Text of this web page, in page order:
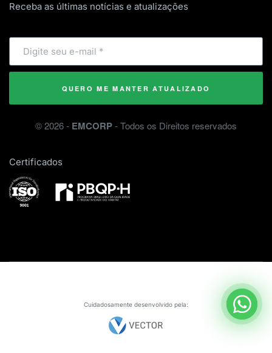
Receba as últimas notícias e atualizações
QUERO ME MANTER ATUALIZADO
©2026- EMCORP- Todos os Direitos reservados
Certificados
Cuidadosamente desenvolvido pela: